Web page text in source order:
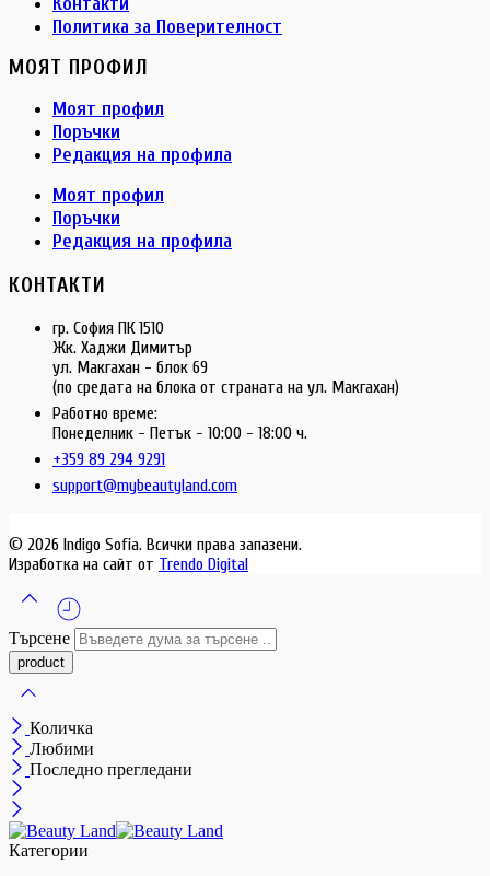
Политика за Поверителност
МОЯТ ПРОФИЛ
Моят профил
Поръчки
Редакция на профила
Моят профил
Поръчки
Редакция на профила
КОНТАКТИ
гр. София ПК 1510
Жк. Хаджи Димитър
ул. Макгахан - блок 69
(по средата на блока от страната на ул. Макгахан)
Работно време:
Понеделник - Петък - 10:00 - 18:00 ч.
+359 89 294 9291
support@mybeautyland.com
© 2026 Indigo Sofia. Всички права запазени.
Изработка на сайт от Trendo Digital
Търсене
Количка
Любими
Последно прегледани
Категории